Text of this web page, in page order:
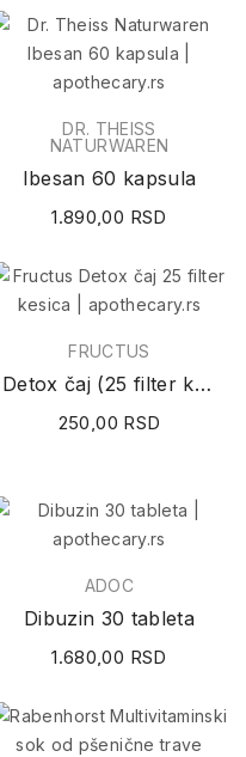
DR. THEISS
NATURWAREN
Ibesan 60 kapsula
1.890,00 RSD
FRUCTUS
Detox čaj (25 filter kesica)
250,00 RSD
ADOC
Dibuzin 30 tableta
1.680,00 RSD